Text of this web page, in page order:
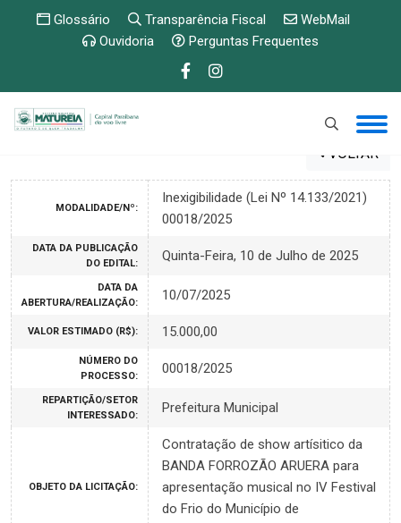
Glossário Transparência Fiscal
WebMail
Ouvidoria
Perguntas Frequentes
VOLTAR
MODALIDADE/Nº:
Inexigibilidade (Lei Nº 14.133/2021)
00018/2025
DATA DA PUBLICAÇÃO
DO EDITAL:
Quinta-Feira, 10 de Julho de 2025
DATA DA
ABERTURA/REALIZAÇÃO:
10/07/2025
VALOR ESTIMADO (R$): 15.000,00
NÚMERO DO
PROCESSO:
00018/2025
REPARTIÇÃO/SETOR
INTERESSADO:
Prefeitura Municipal
OBJETO DA LICITAÇÃO:
Contratação de show artísitico da
BANDA FORROZÃO ARUERA para
apresentação musical no IV Festival
do Frio do Município de